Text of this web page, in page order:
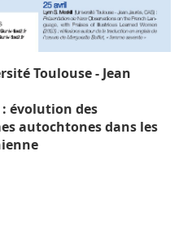
Toulouse - Jean
: évolution des
autochtones dans les